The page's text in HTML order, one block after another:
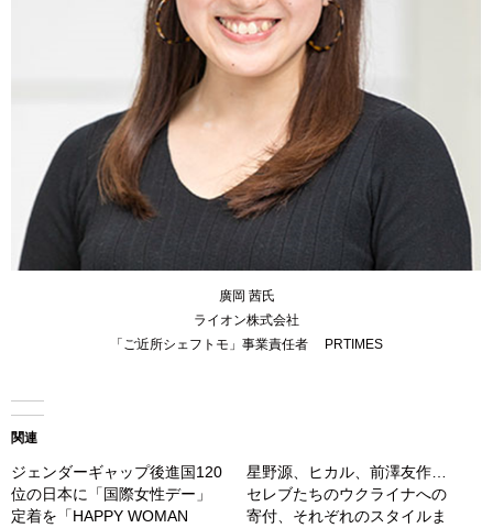
廣岡 茜氏
ライオン株式会社
「ご近所シェフトモ」事業責任者 PRTIMES
関連
ジェンダーギャップ後進国120
位の日本に「国際女性デー」
定着を「HAPPY WOMAN
星野源、ヒカル、前澤友作…
セレブたちのウクライナへの
寄付、それぞれのスタイルま